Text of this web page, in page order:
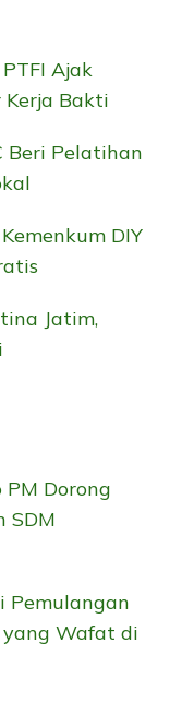
Ajak
Kerja Bakti
Beri Pelatihan
DIY
Jatim,
PM Dorong
SDM
Pemulangan
yang Wafat di